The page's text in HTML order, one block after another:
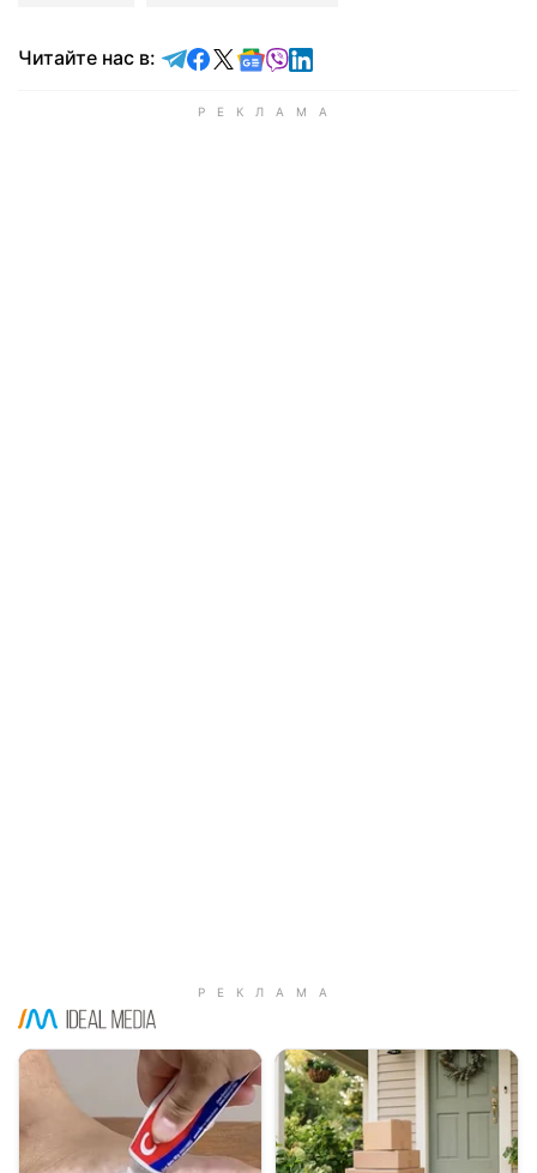
Читайте нас в: Читайте в Telegram
Читайте в Facebook
Читайте в X
Читайте в Google news
Читайте в Viber
Читайте в LinkedIn